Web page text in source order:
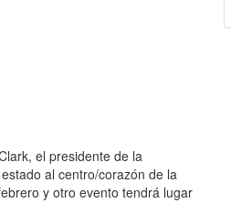
el presidente de la
al centro/corazón de la
y otro evento tendrá lugar